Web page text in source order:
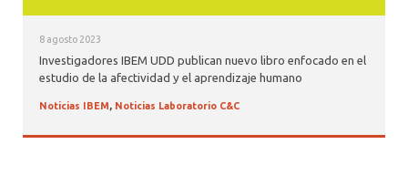
8 agosto 2023
Investigadores IBEM UDD publican nuevo libro enfocado en el
estudio de la afectividad y el aprendizaje humano
Noticias IBEM, Noticias Laboratorio C&C